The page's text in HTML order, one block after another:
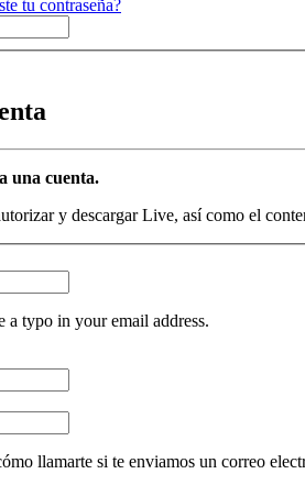
tu contraseña?
una cuenta.
y descargar Live, así como el
a typo in your email address.
llamarte si te enviamos un correo